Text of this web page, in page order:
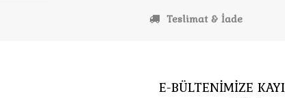
Teslimat & İade
E-BÜLTENİMİZE